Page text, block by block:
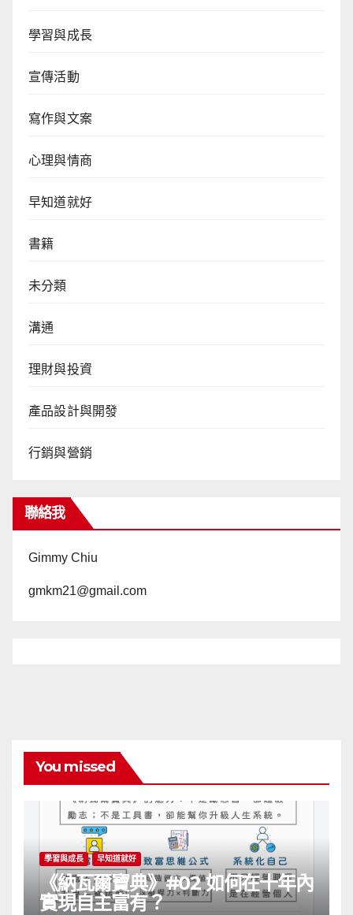
學習與成長
宣傳活動
寫作與文案
心理與情商
早知道就好
書籍
未分類
溝通
理財與投資
產品設計與開發
行銷與營銷
聯絡我
Gimmy Chiu
gmkm21@gmail.com
You missed
學習與成長 早知道就好
《納瓦爾寶典》#02 如何在十年內
實現自主富有？